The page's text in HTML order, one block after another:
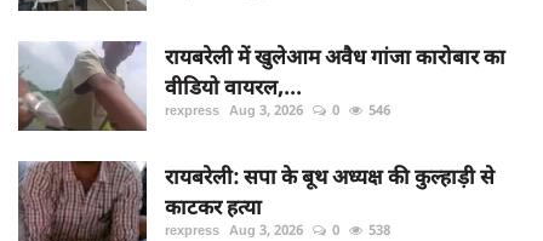
रायबरेली में खुलेआम अवैध गांजा कारोबार का
वीडियो वायरल,...
rexpress Aug 3, 2026 0 546
रायबरेली: सपा के बूथ अध्यक्ष की कुल्हाड़ी से
काटकर हत्या
rexpress Aug 3, 2026 0 538